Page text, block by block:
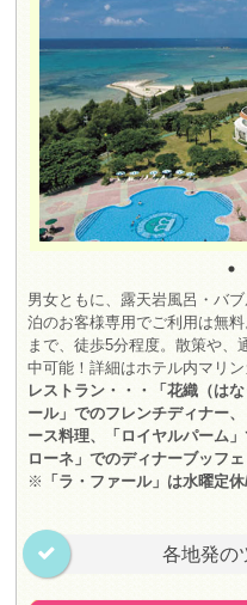
男女ともに、露天岩風呂・バ
泊のお客様専用でご利用は無
まで、徒歩5分程度。散策や、
中可能！詳細はホテル内マリ
レストラン・・・「花織（は
ール」でのフレンチディナー
ース料理、「ロイヤルパーム
ローネ」でのディナーブッフェ
※ 「ラ・ファール」は水曜定
各地発の